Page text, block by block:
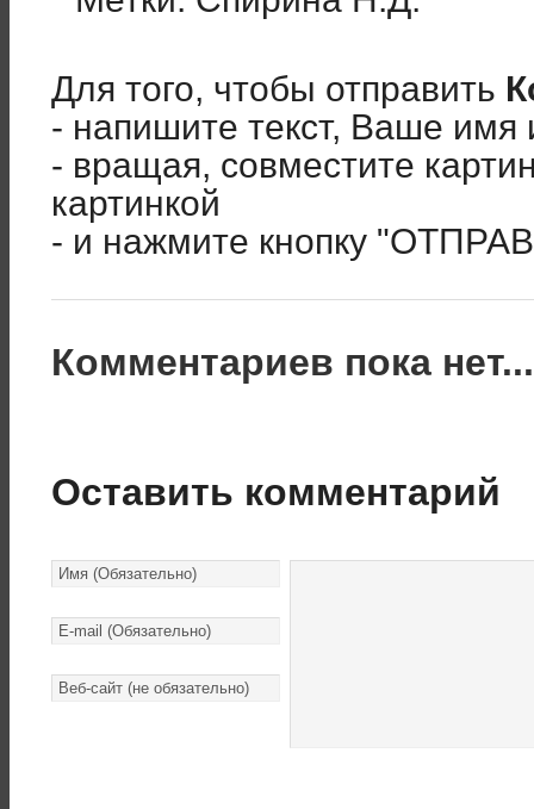
Для того, чтобы отправить
- напишите текст, Ваше имя
- вращая, совместите
картинкой
- и нажмите кнопку
Комментариев пока
Оставить комментарий